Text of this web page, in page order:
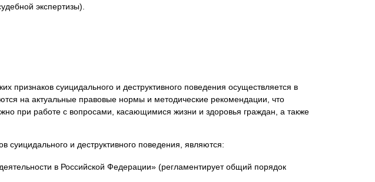
экспертизы).
признаков суицидального и деструктивного поведения осуществляется в
на актуальные правовые нормы и методические рекомендации, что
при работе с вопросами, касающимися жизни и здоровья граждан, а также
и деструктивного поведения, являются:
в Российской Федерации» (регламентирует общий порядок